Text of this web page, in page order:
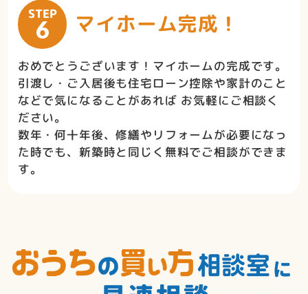
STEP
6 マイホーム完成！
おめでとうございます！マイホームの完成です。
引渡し・ご入居後も住宅ローン控除や家計のこと
などで気になることがあれば お気軽にご相談く
ださい。
数年・何十年後、修繕やリフォームが必要になっ
た時でも、新築時と同じく無料でご相談ができま
す。